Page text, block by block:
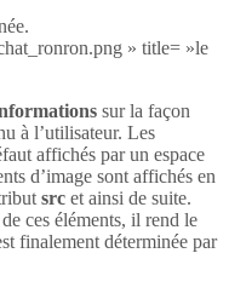
» title= »le
sur la façon
à l’utilisateur. Les
affichés par un espace
d’image sont affichés en
src et ainsi de suite.
ces éléments, il rend le
finalement déterminée par